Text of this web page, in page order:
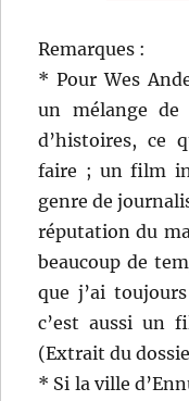
Remarques :
* Pour Wes
un mélange
d’histoires, ce
faire ; un film
genre de
réputation du
beaucoup de
que j’ai
c’est aussi un
(Extrait du
* Si la ville